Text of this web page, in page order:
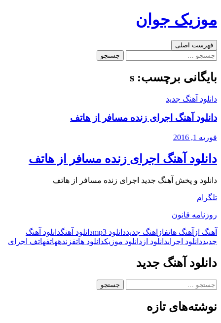
به
موزیک جوان
جست‌وجو
فهرست اصلی
جستجو
بایگانی برچسب: s
دانلود آهنگ جدید
دانلود آهنگ اجرای زنده مسافر از هاتف
فوریه 1, 2016
دانلود آهنگ اجرای زنده مسافر از هاتف
دانلود و پخش آهنگ جدید اجرای زنده مسافر از هاتف
تلگرام
روزنامه قانون
آهنگ از آهنگ هاتفاز اهنگ جدیددانلود mp3 دانلود آهنگدانلود آهنگ
جدیددانلود اجرایدانلود از دانلود موزیکدانلود هاتفزندههاتفهاتف اجرای
دانلود آهنگ جدید
جستجو
نوشته‌های تازه